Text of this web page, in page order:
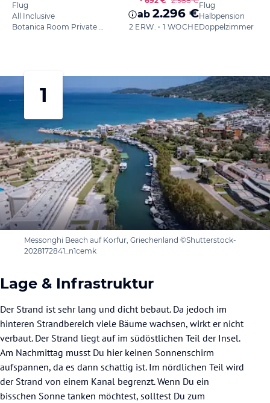
Flug
All Inclusive
ab 2.296 €
2 ERW. • 1 WOCHE
Flug
Halbpension
Doppelzimmer
1
Messonghi Beach auf Korfur, Griechenland ©Shutterstock-
2028172841_n1cemk
Lage & Infrastruktur
Der Strand ist sehr lang und dicht bebaut. Da jedoch im
hinteren Strandbereich viele Bäume wachsen, wirkt er nicht
verbaut. Der Strand liegt auf im südöstlichen Teil der Insel.
Am Nachmittag musst Du hier keinen Sonnenschirm
aufspannen, da es dann schattig ist. Im nördlichen Teil wird
der Strand von einem Kanal begrenzt. Wenn Du ein
bisschen Sonne tanken möchtest, solltest Du zum